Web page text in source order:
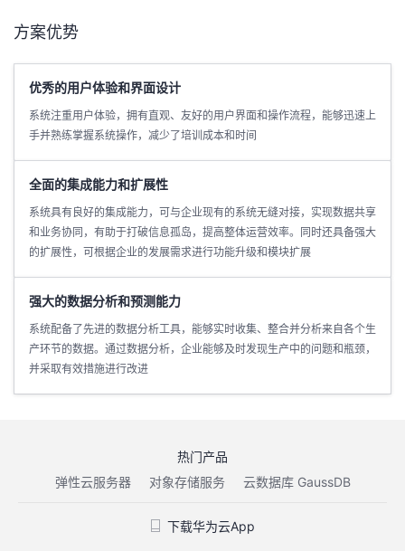
方案优势
优秀的用户体验和界面设计
系统注重用户体验，拥有直观、友好的用户界面和操作流程，能够迅速上
手并熟练掌握系统操作，减少了培训成本和时间
全面的集成能力和扩展性
系统具有良好的集成能力，可与企业现有的系统无缝对接，实现数据共享
和业务协同，有助于打破信息孤岛，提高整体运营效率。同时还具备强大
的扩展性，可根据企业的发展需求进行功能升级和模块扩展
强大的数据分析和预测能力
系统配备了先进的数据分析工具，能够实时收集、整合并分析来自各个生
产环节的数据。通过数据分析，企业能够及时发现生产中的问题和瓶颈，
并采取有效措施进行改进
热门产品
弹性云服务器
对象存储服务 云数据库 GaussDB
下载华为云App